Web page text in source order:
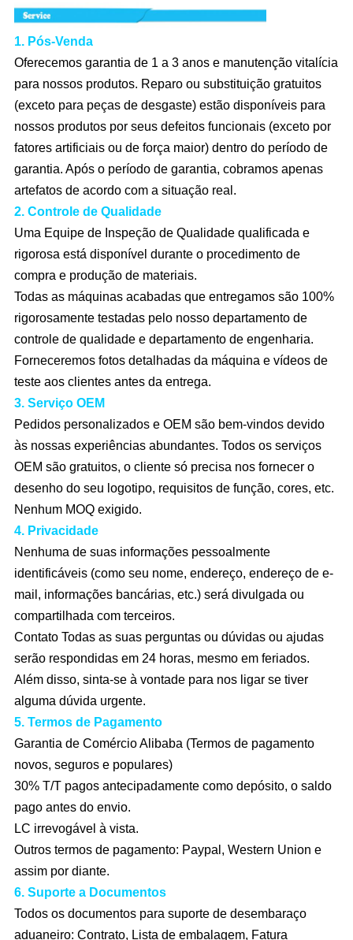
1. Pós-Venda
Oferecemos garantia de 1 a 3 anos e manutenção vitalícia
para nossos produtos. Reparo ou substituição gratuitos
(exceto para peças de desgaste) estão disponíveis para
nossos produtos por seus defeitos funcionais (exceto por
fatores artificiais ou de força maior) dentro do período de
garantia. Após o período de garantia, cobramos apenas
artefatos de acordo com a situação real.
2. Controle de Qualidade
Uma Equipe de Inspeção de Qualidade qualificada e
rigorosa está disponível durante o procedimento de
compra e produção de materiais.
Todas as máquinas acabadas que entregamos são 100%
rigorosamente testadas pelo nosso departamento de
controle de qualidade e departamento de engenharia.
Forneceremos fotos detalhadas da máquina e vídeos de
teste aos clientes antes da entrega.
3. Serviço OEM
Pedidos personalizados e OEM são bem-vindos devido
às nossas experiências abundantes. Todos os serviços
OEM são gratuitos, o cliente só precisa nos fornecer o
desenho do seu logotipo, requisitos de função, cores, etc.
Nenhum MOQ exigido.
4. Privacidade
Nenhuma de suas informações pessoalmente
identificáveis (como seu nome, endereço, endereço de e-
mail, informações bancárias, etc.) será divulgada ou
compartilhada com terceiros.
Contato Todas as suas perguntas ou dúvidas ou ajudas
serão respondidas em 24 horas, mesmo em feriados.
Além disso, sinta-se à vontade para nos ligar se tiver
alguma dúvida urgente.
5. Termos de Pagamento
Garantia de Comércio Alibaba (Termos de pagamento
novos, seguros e populares)
30% T/T pagos antecipadamente como depósito, o saldo
pago antes do envio.
LC irrevogável à vista.
Outros termos de pagamento: Paypal, Western Union e
assim por diante.
6. Suporte a Documentos
Todos os documentos para suporte de desembaraço
aduaneiro: Contrato, Lista de embalagem, Fatura